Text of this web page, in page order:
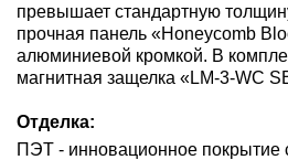
превышает стандартную
прочная панель «Honeycomb
алюминиевой кромкой. В
магнитная защелка «LM-3-WC
Отделка:
ПЭТ - инновационное покрытие